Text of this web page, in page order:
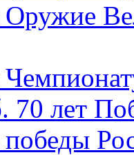
Оружие
70 лет